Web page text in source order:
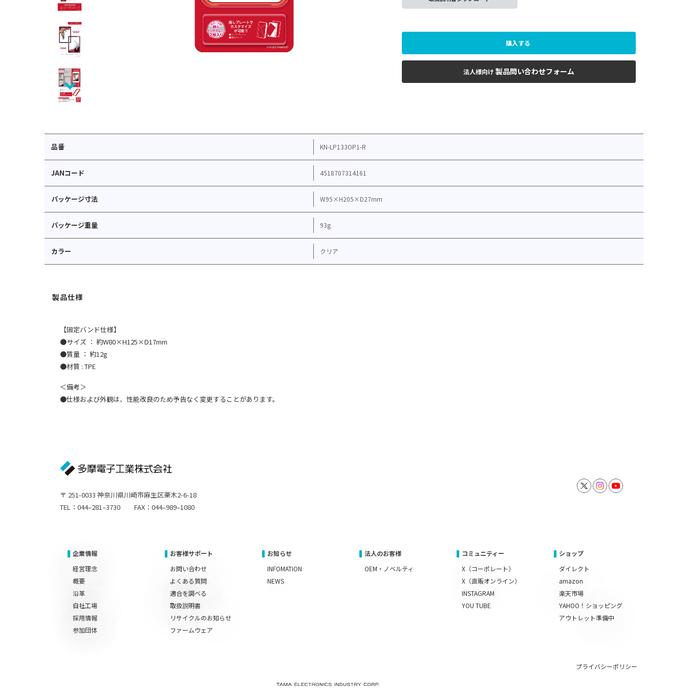
購入する
法人様向け 製品問い合わせフォーム
品番 KN-LP133OP1-R
JANコード 4518707314161
パッケージ寸法 W95×H205×D27mm
パッケージ重量 93g
カラー クリア
【固定バンド仕様】
●サイズ ： 約W80×H125×D17mm
●質量 ： 約12g
●材質 : TPE
＜備考＞
●仕様および外観は、性能改良のため予告なく変更することがあります。
〒 251-0033 神奈川県川崎市麻生区栗木2-6-18
TEL：044–281–3730 FAX：044–989–1080
企業情報
経営理念
概要
沿革
自社工場
採用情報
参加団体
お客様サポート
お問い合わせ
よくある質問
適合を調べる
取扱説明書
リサイクルのお知らせ
ファームウェア
お知らせ
INFOMATION
NEWS
法人のお客様
OEM・ノベルティ
コミュニティー
X（コーポレート）
X（直販オンライン）
INSTAGRAM
YOU TUBE
ショップ
ダイレクト
amazon
楽天市場
YAHOO！ショッピング
アウトレット準備中
プライバシーポリシー